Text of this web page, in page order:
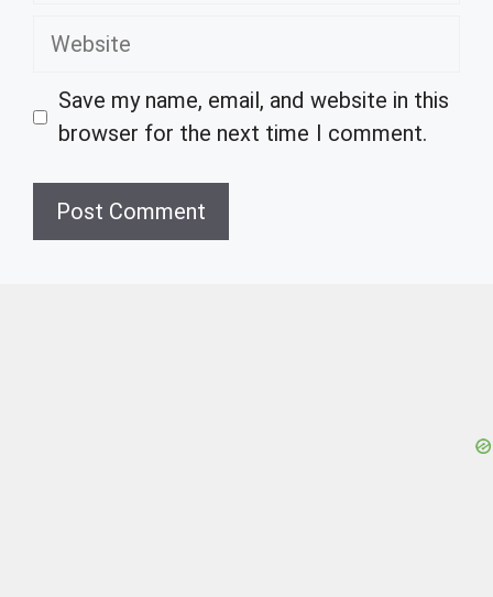
Website
Save my name, email, and website in this
browser for the next time I comment.